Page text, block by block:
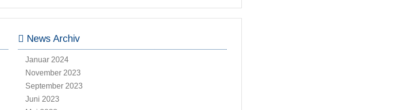
News Archiv
Januar 2024
November 2023
September 2023
Juni 2023